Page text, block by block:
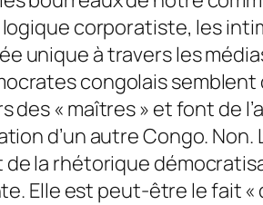
corporatiste, les
unique à travers les
congolais semblent
des « maîtres » et font de
d’un autre Congo.
la rhétorique
Elle est peut-être le fait «